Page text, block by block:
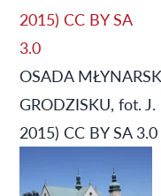
OSADA
GRODZISKU, fot.
2015) CC BY SA 3.0